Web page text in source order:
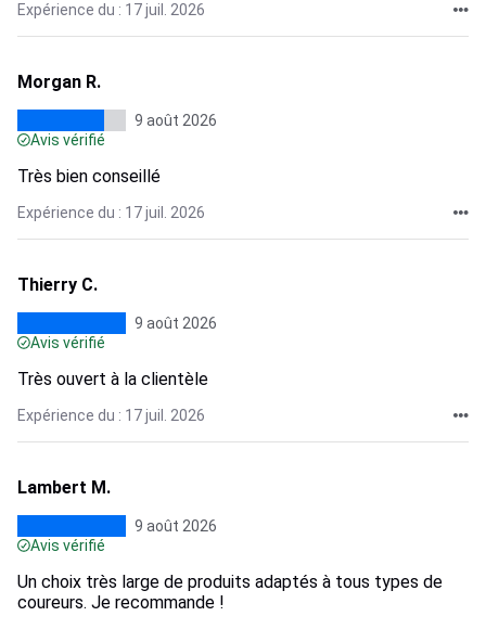
Expérience du : 17 juil. 2026
Morgan R.
9 août 2026
Avis vérifié
Très bien conseillé
Expérience du : 17 juil. 2026
Thierry C.
9 août 2026
Avis vérifié
Très ouvert à la clientèle
Expérience du : 17 juil. 2026
Lambert M.
9 août 2026
Avis vérifié
Un choix très large de produits adaptés à tous types de
coureurs. Je recommande !